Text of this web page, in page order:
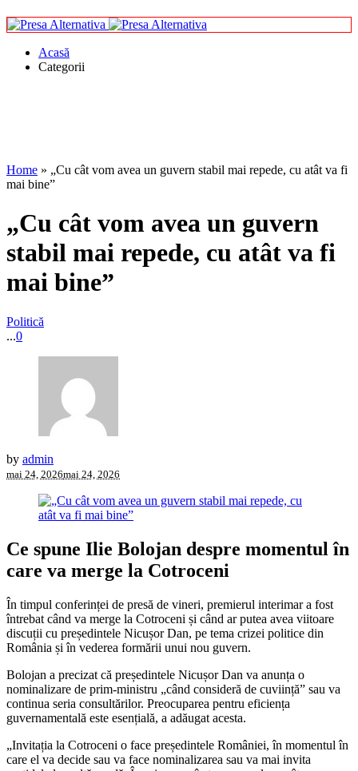
Acasă
Categorii
Home » „Cu cât vom avea un guvern stabil mai repede, cu atât va fi
mai bine”
„Cu cât vom avea un guvern
stabil mai repede, cu atât va fi
mai bine”
Politică
...0
by admin
mai 24, 2026mai 24, 2026
Ce spune Ilie Bolojan despre momentul în
care va merge la Cotroceni
În timpul conferinței de presă de vineri, premierul interimar a fost
întrebat când va merge la Cotroceni și când ar putea avea viitoare
discuții cu președintele Nicușor Dan, pe tema crizei politice din
România și în vederea formării unui nou guvern.
Bolojan a precizat că președintele Nicușor Dan va anunța o
nominalizare de prim-ministru „când consideră de cuviință” sau va
continua seria consultărilor. Preocuparea pentru eficiența
guvernamentală este esențială, a adăugat acesta.
„Invitația la Cotroceni o face președintele României, în momentul în
care el va decide sau va face nominalizarea sau va mai invita